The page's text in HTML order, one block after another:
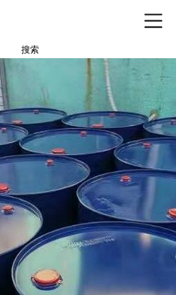
搜索